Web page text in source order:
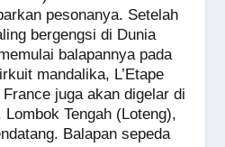
ss
e
n
g
er
tt
er
ail p
y
Li
n
k
ar
e
pesonanya. Setelah
bergengsi di Dunia
balapannya pada
mandalika, L’Etape
France juga akan digelar di
Tengah (Loteng),
Balapan sepeda